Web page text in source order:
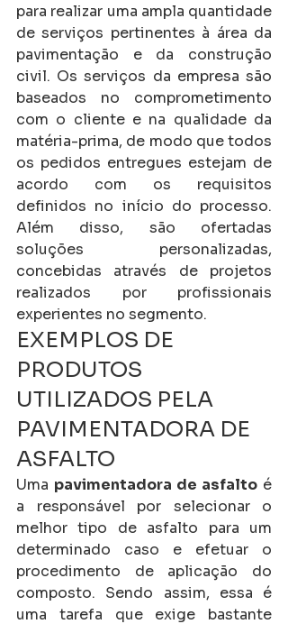
para realizar uma ampla quantidade
de serviços pertinentes à área da
pavimentação e da construção
civil. Os serviços da empresa são
baseados no comprometimento
com o cliente e na qualidade da
matéria-prima, de modo que todos
os pedidos entregues estejam de
acordo com os requisitos
definidos no início do processo.
Além disso, são ofertadas
soluções personalizadas,
concebidas através de projetos
realizados por profissionais
experientes no segmento.
EXEMPLOS DE
PRODUTOS
UTILIZADOS PELA
PAVIMENTADORA DE
ASFALTO
Uma pavimentadora de asfalto é
a responsável por selecionar o
melhor tipo de asfalto para um
determinado caso e efetuar o
procedimento de aplicação do
composto. Sendo assim, essa é
uma tarefa que exige bastante